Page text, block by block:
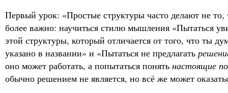
Первый урок: «Простые структуры часто делают не
более важно: научиться стилю мышления «Пытаться
этой структуры, который отличается от того, что ты
указано в названии» и «Пытаться не предлагать
оно может работать, а попытаться понять настоящие
обычно решением не является, но всё же может